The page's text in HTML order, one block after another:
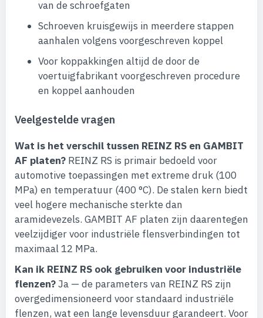
van de schroefgaten
Schroeven kruisgewijs in meerdere stappen
aanhalen volgens voorgeschreven koppel
Voor koppakkingen altijd de door de
voertuigfabrikant voorgeschreven procedure
en koppel aanhouden
Veelgestelde vragen
Wat is het verschil tussen REINZ RS en GAMBIT
AF platen? REINZ RS is primair bedoeld voor
automotive toepassingen met extreme druk (100
MPa) en temperatuur (400 °C). De stalen kern biedt
veel hogere mechanische sterkte dan
aramidevezels. GAMBIT AF platen zijn daarentegen
veelzijdiger voor industriële flensverbindingen tot
maximaal 12 MPa.
Kan ik REINZ RS ook gebruiken voor industriële
flenzen?Ja — de parameters van REINZ RS zijn
overgedimensioneerd voor standaard industriële
flenzen, wat een lange levensduur garandeert. Voor